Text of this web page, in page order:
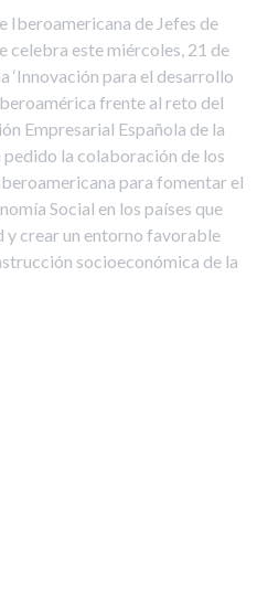
Iberoamericana de Jefes de
celebra este miércoles, 21 de
‘Innovación para el desarrollo
frente al reto del
Empresarial Española de la
pedido la colaboración de los
para fomentar el
Social en los países que
y crear un entorno favorable
socioeconómica de la